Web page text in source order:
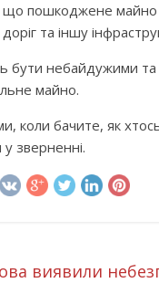
що пошкоджене
та іншу
небайдужими та
майно.
коли бачите, як
зверненні.
виявили